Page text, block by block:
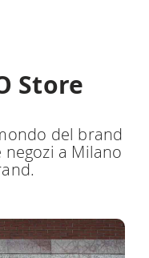
Store
del brand
negozi a Milano